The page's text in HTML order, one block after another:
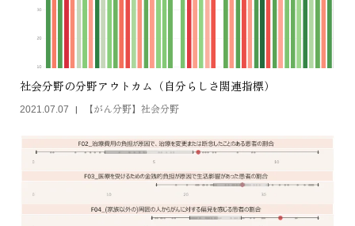
社会分野の分野アウトカム（自分らしさ関連指標）
2021.07.07 【がん分野】社会分野